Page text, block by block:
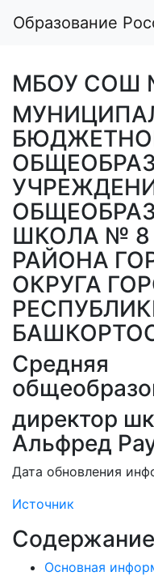
Образование
МБОУ СОШ
ШКОЛА № 8
РАЙОНА
ОКРУГА
Средняя
директор
Альфред
Дата обновления
Источник
Содержание
Основная